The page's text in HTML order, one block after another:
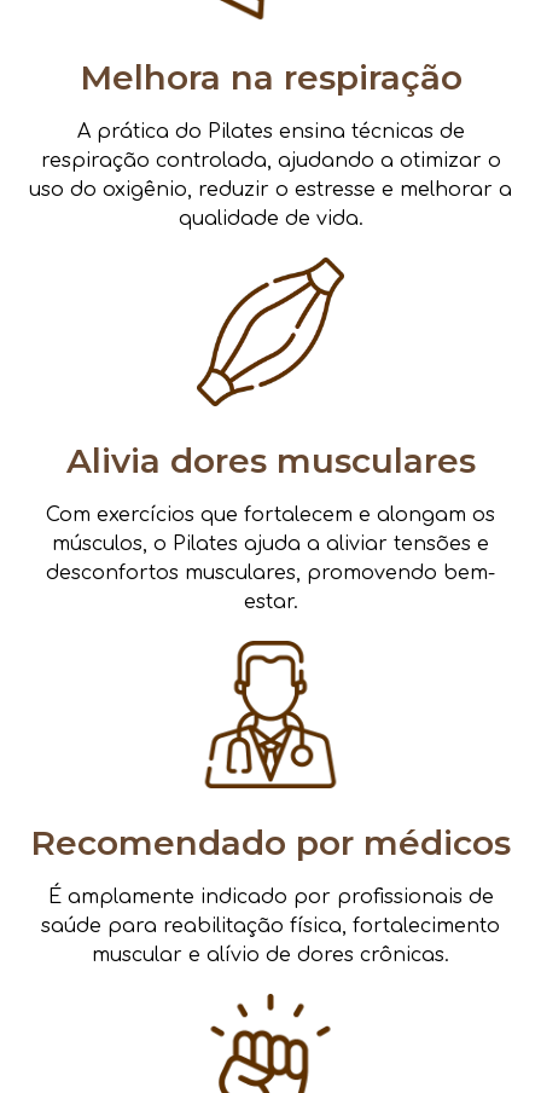
Melhora na respiração
A prática do Pilates ensina técnicas de
respiração controlada, ajudando a otimizar o
uso do oxigênio, reduzir o estresse e melhorar a
qualidade de vida.
Alivia dores musculares
Com exercícios que fortalecem e alongam os
músculos, o Pilates ajuda a aliviar tensões e
desconfortos musculares, promovendo bem-
estar.
Recomendado por médicos
É amplamente indicado por profissionais de
saúde para reabilitação física, fortalecimento
muscular e alívio de dores crônicas.